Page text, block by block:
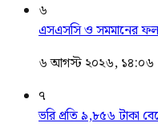
৬
এসএসসি ও সমমানের
৬ আগস্ট ২০২৬, ১৪:০৬
৭
ভরি প্রতি ৯,৮৫৬ টাকা